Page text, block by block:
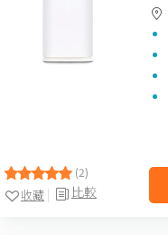
(2)
比較
收藏